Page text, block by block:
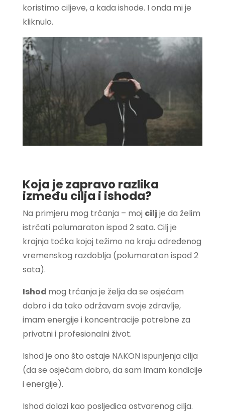
koristimo ciljeve, a kada ishode. I onda mi je
kliknulo.
Koja je zapravo razlika
između cilja i ishoda?
Na primjeru mog trčanja – moj cilj je da želim
istrčati polumaraton ispod 2 sata. Cilj je
krajnja točka kojoj težimo na kraju određenog
vremenskog razdoblja (polumaraton ispod 2
sata).
Ishod mog trčanja je želja da se osjećam
dobro i da tako održavam svoje zdravlje,
imam energije i koncentracije potrebne za
privatni i profesionalni život.
Ishod je ono što ostaje NAKON ispunjenja cilja
(da se osjećam dobro, da sam imam kondicije
i energije).
Ishod dolazi kao posljedica ostvarenog cilja.